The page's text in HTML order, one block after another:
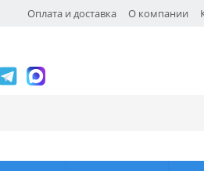
Оплата и доставка О компании